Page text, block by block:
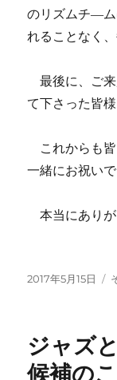
のリズムチ―ム
れることなく
最後に、ご来
て下さった皆
これからも
一緒にお祝い
本当にありが
投
2017年5月15日
ー
ジャズ
候補の